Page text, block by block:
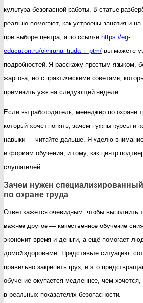
культура безопасной работы. В статье
реально помогают, как устроены занятия и
при выборе центра, а по ссылке https://eg-
education.ru/okhrana_truda_i_ptm/ вы можете
подробностей. Я расскажу простым языком,
жаргона, но с практическими советами,
применить уже на следующей неделе.
Если вы работодатель, менеджер по охране
который хочет понять, зачем нужны курсы и
навыки — читайте дальше. Я уделю
и формам обучения, и тому, как центр
слушателей.
Зачем нужен
по охране труда
Ответ кажется очевидным: чтобы выполнить
важнее другое — качественное обучение
экономит время и деньги, а ещё помогает
домой здоровыми. Представьте ситуацию:
правильно закрепить груз, и это
обучение окупается медленнее, чем хочется,
в реальных показателях безопасности.